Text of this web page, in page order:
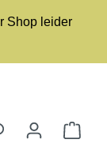
Shop leider